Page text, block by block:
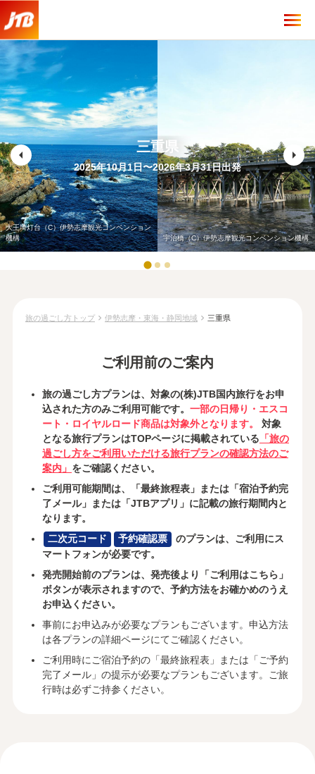
大王埼灯台（C）伊勢志摩観光コンベンション
機構
宇治橋（C）伊勢志摩観光コンベンション機構
arrow_left arrow_right
三重県
2025年10月1日〜2026年3月31日出発
旅の過ごし方トップ chevron_right 伊勢志摩・東海・静岡地域 chevron_right 三重県
ご利用前のご案内
旅の過ごし方プランは、対象の(株)JTB国内旅行をお申
込された方のみご利用可能です。 一部の日帰り・エスコ
ート・ロイヤルロード商品は対象外となります。
対象
となる旅行プランはTOPページに掲載されている 「旅の
過ごし方をご利用いただける旅行プランの確認方法のご
案内」 をご確認ください。
ご利用可能期間は、「最終旅程表」または「宿泊予約完
了メール」または「JTBアプリ」に記載の旅行期間内と
なります。
二次元コード
予約確認票
のプランは、ご利用にス
マートフォンが必要です。
発売開始前のプランは、発売後より「ご利用はこちら」
ボタンが表示されますので、予約方法をお確かめのうえ
お申込ください。
事前にお申込みが必要なプランもございます。申込方法
は各プランの詳細ページにてご確認ください。
ご利用時にご宿泊予約の「最終旅程表」または「ご予約
完了メール」の提示が必要なプランもございます。ご旅
行時は必ずご持参ください。